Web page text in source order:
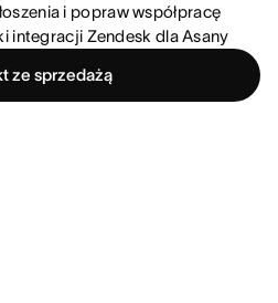
i popraw współpracę
integracji Zendesk dla Asany
ze sprzedażą